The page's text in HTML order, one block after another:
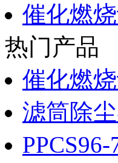
催化燃
热门产品
催化燃
滤筒除